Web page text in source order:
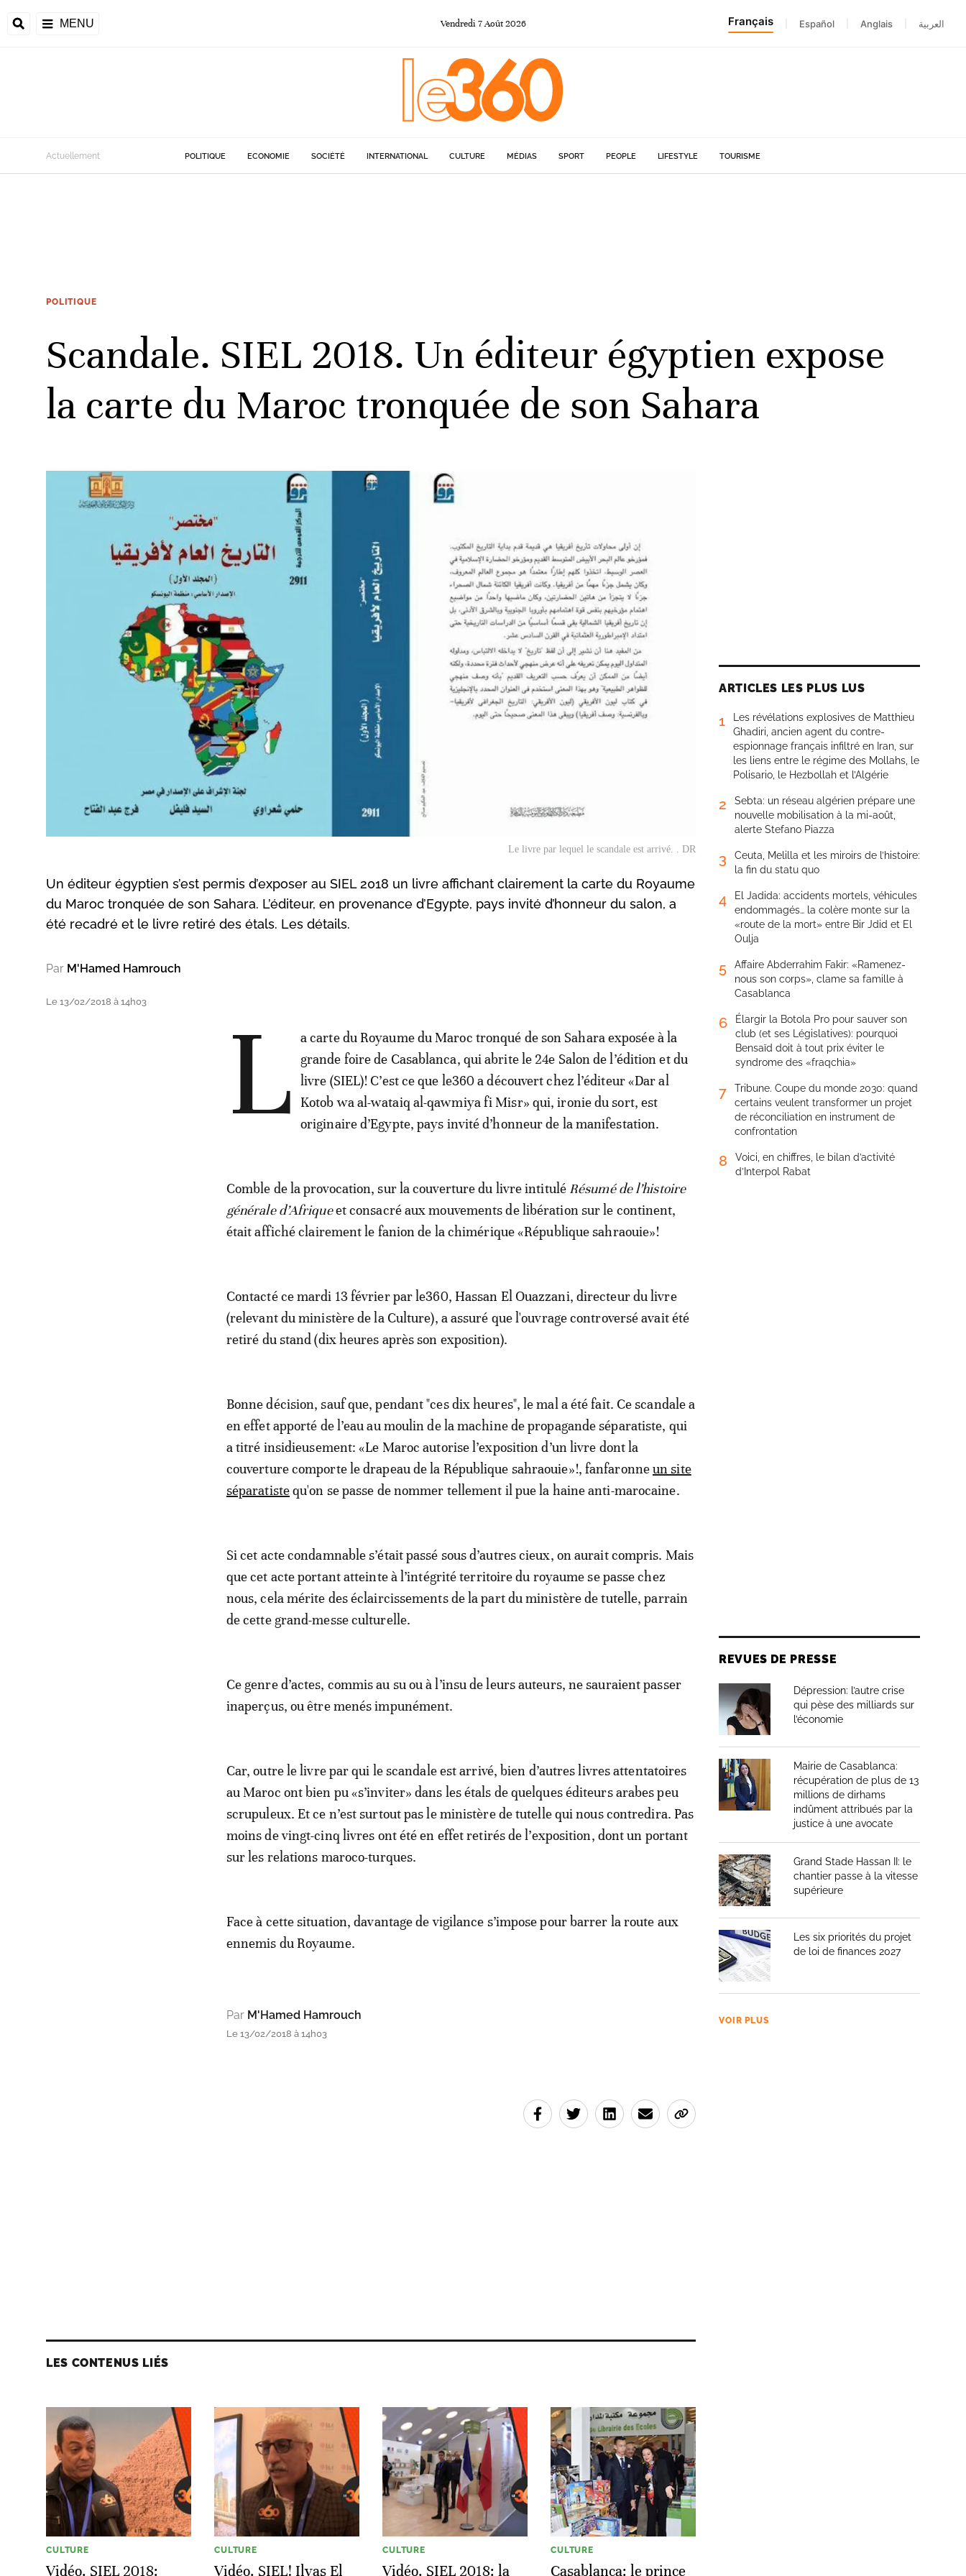
MENU Vendredi 7Août 2026 Français Español Anglais العربية
Actuellement POLITIQUE ECONOMIE SOCIÉTÉ INTERNATIONAL CULTURE MÉDIAS SPORT PEOPLE LIFESTYLE TOURISME
POLITIQUE
Scandale. SIEL 2018. Un éditeur égyptien expose
la carte du Maroc tronquée de son Sahara
Le livre par lequel le scandale est arrivé. . DR
Un éditeur égyptien s’est permis d’exposer au SIEL 2018 un livre affichant clairement la carte du Royaume
du Maroc tronquée de son Sahara. L’éditeur, en provenance d’Egypte, pays invité d’honneur du salon, a
été recadré et le livre retiré des étals. Les détails.
Par M'Hamed Hamrouch
Le 13/02/2018 à 14h03 L
a carte du Royaume du Maroc tronqué de son Sahara exposée à la
grande foire de Casablanca, qui abrite le 24e Salon de l’édition et du
livre (SIEL)! C’est ce que le360 a découvert chez l’éditeur «Dar al
Kotob wa al-wataiq al-qawmiya fi Misr» qui, ironie du sort, est
originaire d’Egypte, pays invité d’honneur de la manifestation.
Comble de la provocation, sur la couverture du livre intitulé Résumé de l’histoire
générale d’Afriqueet consacré aux mouvements de libération sur le continent,
était affiché clairement le fanion de la chimérique «République sahraouie»!
Contacté ce mardi 13 février par le360, Hassan El Ouazzani, directeur du livre
(relevant du ministère de la Culture), a assuré que l'ouvrage controversé avait été
retiré du stand (dix heures après son exposition).
Bonne décision, sauf que, pendant "ces dix heures", le mal a été fait. Ce scandale a
en effet apporté de l’eau au moulin de la machine de propagande séparatiste, qui
a titré insidieusement: «Le Maroc autorise l’exposition d’un livre dont la
couverture comporte le drapeau de la République sahraouie»!, fanfaronneun site
séparatistequ'on se passe de nommer tellement il pue la haine anti-marocaine.
Si cet acte condamnable s’était passé sous d’autres cieux, on aurait compris. Mais
que cet acte portant atteinte à l’intégrité territoire du royaume se passe chez
nous, cela mérite des éclaircissements de la part du ministère de tutelle, parrain
de cette grand-messe culturelle.
Ce genre d’actes, commis au su ou à l’insu de leurs auteurs, ne sauraient passer
inaperçus, ou être menés impunément.
Car, outre le livre par qui le scandale est arrivé, bien d’autres livres attentatoires
au Maroc ont bien pu «s’inviter» dans les étals de quelques éditeurs arabes peu
scrupuleux. Et ce n’est surtout pas le ministère de tutelle qui nous contredira. Pas
moins de vingt-cinq livres ont été en effet retirés de l’exposition, dont un portant
sur les relations maroco-turques.
Face à cette situation, davantage de vigilance s’impose pour barrer la route aux
ennemis du Royaume.
Par M'Hamed Hamrouch
Le 13/02/2018 à 14h03
LES CONTENUS LIÉS
CULTURE
Vidéo. SIEL 2018:
CULTURE
Vidéo. SIEL! Ilyas El
CULTURE
Vidéo. SIEL 2018: la
CULTURE
Casablanca: le prince
ARTICLES LES PLUS LUS
1
Les révélations explosives de Matthieu
Ghadiri, ancien agent du contre-
espionnage français infiltré en Iran, sur
les liens entre le régime des Mollahs, le
Polisario, le Hezbollah et l’Algérie
2
Sebta: un réseau algérien prépare une
nouvelle mobilisation à la mi-août,
alerte Stefano Piazza
3
Ceuta, Melilla et les miroirs de l’histoire:
la fin du statu quo
4
El Jadida: accidents mortels, véhicules
endommagés… la colère monte sur la
«route de la mort» entre Bir Jdid et El
Oulja
5
Affaire Abderrahim Fakir: «Ramenez-
nous son corps», clame sa famille à
Casablanca
6
Élargir la Botola Pro pour sauver son
club (et ses Législatives): pourquoi
Bensaïd doit à tout prix éviter le
syndrome des «fraqchia»
7
Tribune. Coupe du monde 2030: quand
certains veulent transformer un projet
de réconciliation en instrument de
confrontation
8
Voici, en chiffres, le bilan d’activité
d’Interpol Rabat
REVUES DE PRESSE
Dépression: l’autre crise
qui pèse des milliards sur
l’économie
Mairie de Casablanca:
récupération de plus de 13
millions de dirhams
indûment attribués par la
justice à une avocate
Grand Stade Hassan II: le
chantier passe à la vitesse
supérieure
Les six priorités du projet
de loi de finances 2027
VOIR PLUS